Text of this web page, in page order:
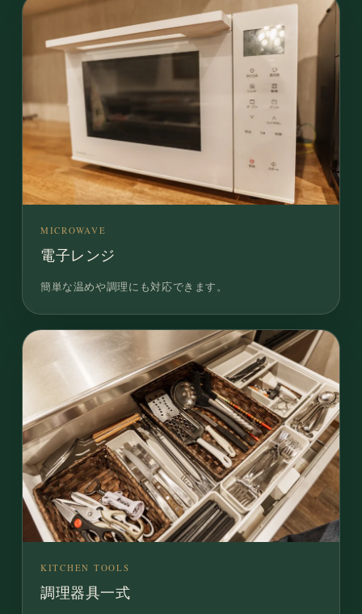
MICROWAVE
電子レンジ
簡単な温めや調理にも対応できます。
KITCHEN TOOLS
調理器具一式